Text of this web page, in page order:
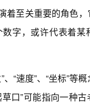
着至关重要的角色
数字，或许代表着
“速度”、“坐标”等
口”可能指向一种